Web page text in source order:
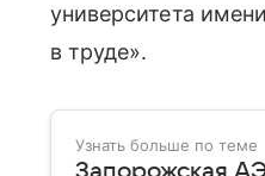
университета
в труде».
Узнать больше по теме